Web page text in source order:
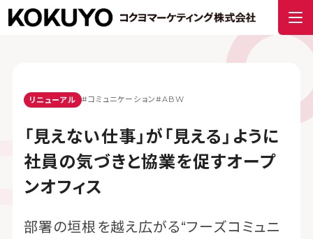
リニューアル #コミュニケーション#ABW
「見えない仕事」が「見える」ように
社員の気づきと協業を促すオープ
ンオフィス
部署の垣根を越え広がる“フーズコミュニ